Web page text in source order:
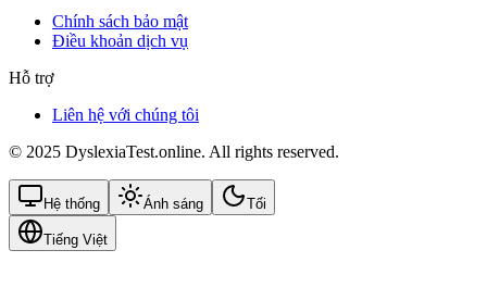
Chính sách bảo mật
Điều khoản dịch vụ
Hỗ trợ
Liên hệ với chúng tôi
© 2025 DyslexiaTest.online. All rights reserved.
Hệ thống Ánh sáng Tối
Tiếng Việt